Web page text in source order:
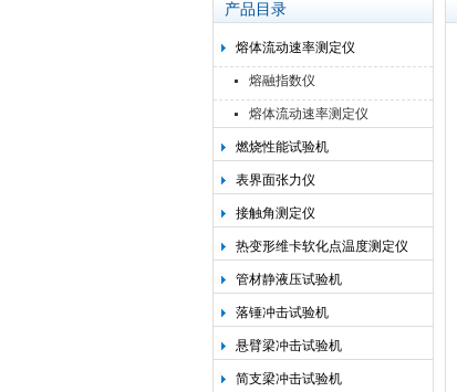
产品目录
熔体流动速率测定仪
熔融指数仪
熔体流动速率测定仪
燃烧性能试验机
表界面张力仪
接触角测定仪
热变形维卡软化点温度测定仪
管材静液压试验机
落锤冲击试验机
悬臂梁冲击试验机
简支梁冲击试验机